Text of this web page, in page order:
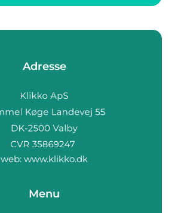
Adresse
web: www.klikko.dk
Menu